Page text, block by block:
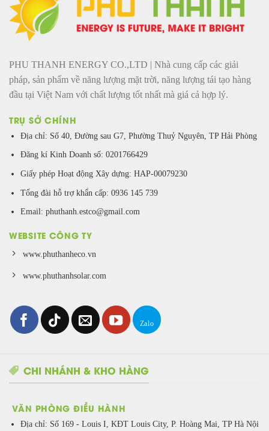
PHU THANH ENERGY CO.,LTD | Nhà cung cấp các giải
pháp, sản phẩm về năng lượng mặt trời, năng lượng tái tạo hàng
đầu tại Việt Nam với chất lượng tốt nhất mà giá cả hợp lý.
TRỤ SỞ CHÍNH
Địa chỉ: Số 40, Đường sau G7, Phường Thuỷ Nguyên, TP Hải Phòng
Đăng kí Kinh Doanh số: 0201766429
Giấy phép Hoạt động Xây dựng: HAP-00079230
Tổng đài hỗ trợ khẩn cấp: 0936 145 739
Email: phuthanh.estco@gmail.com
WEBSITE CÔNG TY
www.phuthanheco.vn
www.phuthanhsolar.com
CHI NHÁNH & KHO HÀNG
VĂN PHÒNG ĐIỀU HÀNH
Địa chỉ: Số 169 - Louis I, KĐT Louis City, P. Hoàng Mai, TP Hà Nội